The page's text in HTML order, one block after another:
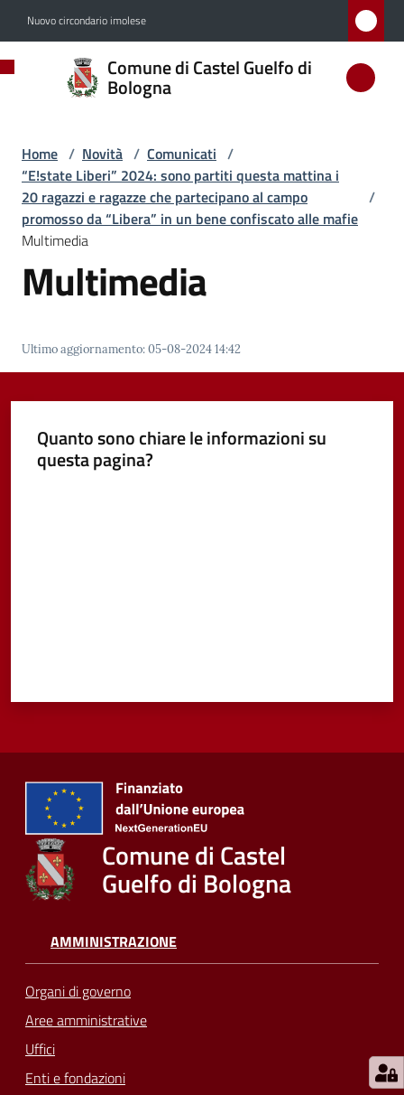
Nuovo circondario imolese
Comune di Castel Guelfo di
Bologna
Comune
di
Guelfo
di
Bologna
Amministrazione
Menu selezionato
Servizi
Vivere
Castel
gli
Seguici
Home / Novità / Comunicati /
“E!state Liberi” 2024: sono partiti questa mattina i
20 ragazzi e ragazze che partecipano al campo
promosso da “Libera” in un bene confiscato alle mafie
/
Multimedia
Multimedia
Ultimo aggiornamento:05-08-2024 14:42
Quanto sono chiare le informazioni su
questa pagina?
Comune di Castel
Guelfo di Bologna
AMMINISTRAZIONE
Organi di governo
Aree amministrative
Uffici
Enti e fondazioni